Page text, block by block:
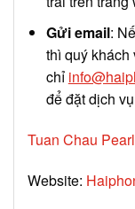
Gửi email:
thì quý
chỉ
để đặt dịch
Tuan Chau
Website: